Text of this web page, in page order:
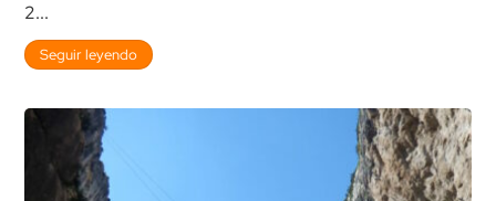
2...
Seguir leyendo